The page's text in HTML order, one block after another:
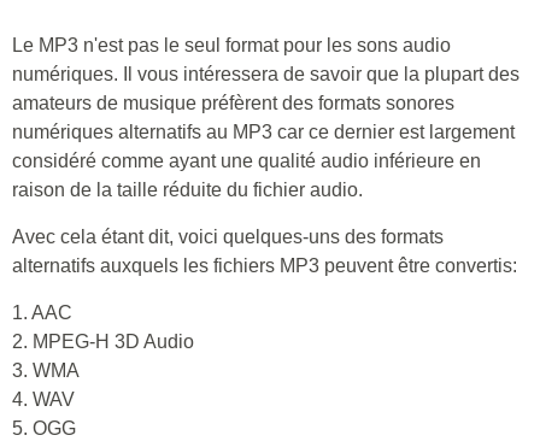
Le MP3 n'est pas le seul format pour les sons audio
numériques. Il vous intéressera de savoir que la plupart des
amateurs de musique préfèrent des formats sonores
numériques alternatifs au MP3 car ce dernier est largement
considéré comme ayant une qualité audio inférieure en
raison de la taille réduite du fichier audio.
Avec cela étant dit, voici quelques-uns des formats
alternatifs auxquels les fichiers MP3 peuvent être convertis:
1. AAC
2. MPEG-H 3D Audio
3. WMA
4. WAV
5. OGG